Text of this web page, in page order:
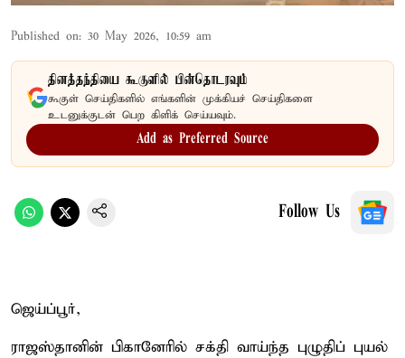
Published on: 30 May 2026, 10:59 am
தினத்தந்தியை கூகுளில் பின்தொடரவும்
கூகுள் செய்திகளில் எங்களின் முக்கியச் செய்திகளை
உடனுக்குடன் பெற கிளிக் செய்யவும்.
Add as Preferred Source
Follow Us
ஜெய்ப்பூர்,
ராஜஸ்தானின் பிகானேரில் சக்தி வாய்ந்த புழுதிப் புயல்